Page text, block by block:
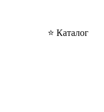
⭐ Каталог